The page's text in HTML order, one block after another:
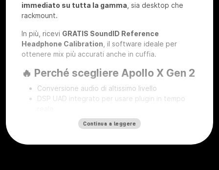
immediato su tutta la gamma , sia desktop che
rackmount.
In più, ricevi GRATIS SoundID Reference
Headphone Calibration , il software ideale per
ottenere mix più accurati anche in cuffia.
🔥 Perché scegliere Apollo X Gen 2
Conversione audio di altissimo livello
DSP UAD integrato per usare plugin in tempo
Workflow professionale per recording, mix e
Continua a leggere